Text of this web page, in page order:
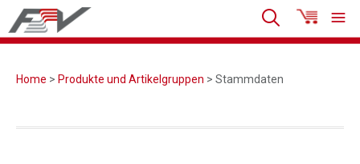
Home > Produkte und Artikelgruppen > Stammdaten